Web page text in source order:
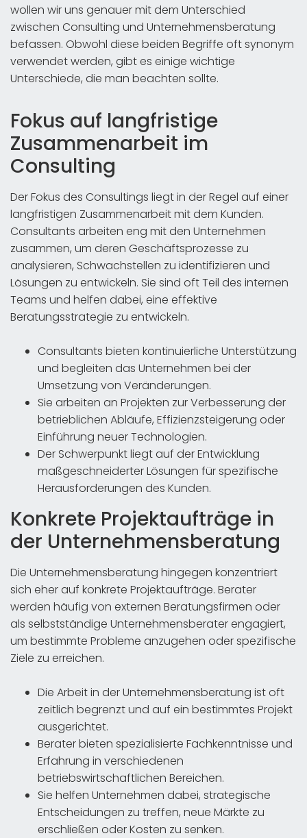
wollen wir uns genauer mit dem Unterschied
zwischen Consulting und Unternehmensberatung
befassen. Obwohl diese beiden Begriffe oft synonym
verwendet werden, gibt es einige wichtige
Unterschiede, die man beachten sollte.
Fokus auf langfristige
Zusammenarbeit im
Consulting
Der Fokus des Consultings liegt in der Regel auf einer
langfristigen Zusammenarbeit mit dem Kunden.
Consultants arbeiten eng mit den Unternehmen
zusammen, um deren Geschäftsprozesse zu
analysieren, Schwachstellen zu identifizieren und
Lösungen zu entwickeln. Sie sind oft Teil des internen
Teams und helfen dabei, eine effektive
Beratungsstrategie zu entwickeln.
Consultants bieten kontinuierliche Unterstützung
und begleiten das Unternehmen bei der
Umsetzung von Veränderungen.
Sie arbeiten an Projekten zur Verbesserung der
betrieblichen Abläufe, Effizienzsteigerung oder
Einführung neuer Technologien.
Der Schwerpunkt liegt auf der Entwicklung
maßgeschneiderter Lösungen für spezifische
Herausforderungen des Kunden.
Konkrete Projektaufträge in
der Unternehmensberatung
Die Unternehmensberatung hingegen konzentriert
sich eher auf konkrete Projektaufträge. Berater
werden häufig von externen Beratungsfirmen oder
als selbstständige Unternehmensberater engagiert,
um bestimmte Probleme anzugehen oder spezifische
Ziele zu erreichen.
Die Arbeit in der Unternehmensberatung ist oft
zeitlich begrenzt und auf ein bestimmtes Projekt
ausgerichtet.
Berater bieten spezialisierte Fachkenntnisse und
Erfahrung in verschiedenen
betriebswirtschaftlichen Bereichen.
Sie helfen Unternehmen dabei, strategische
Entscheidungen zu treffen, neue Märkte zu
erschließen oder Kosten zu senken.